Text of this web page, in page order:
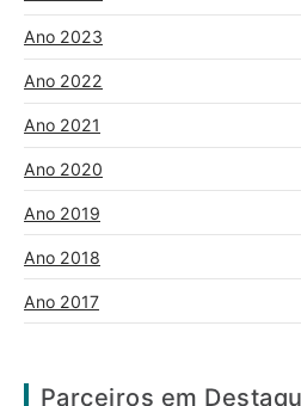
Ano 2023
Ano 2022
Ano 2021
Ano 2020
Ano 2019
Ano 2018
Ano 2017
Parceiros em